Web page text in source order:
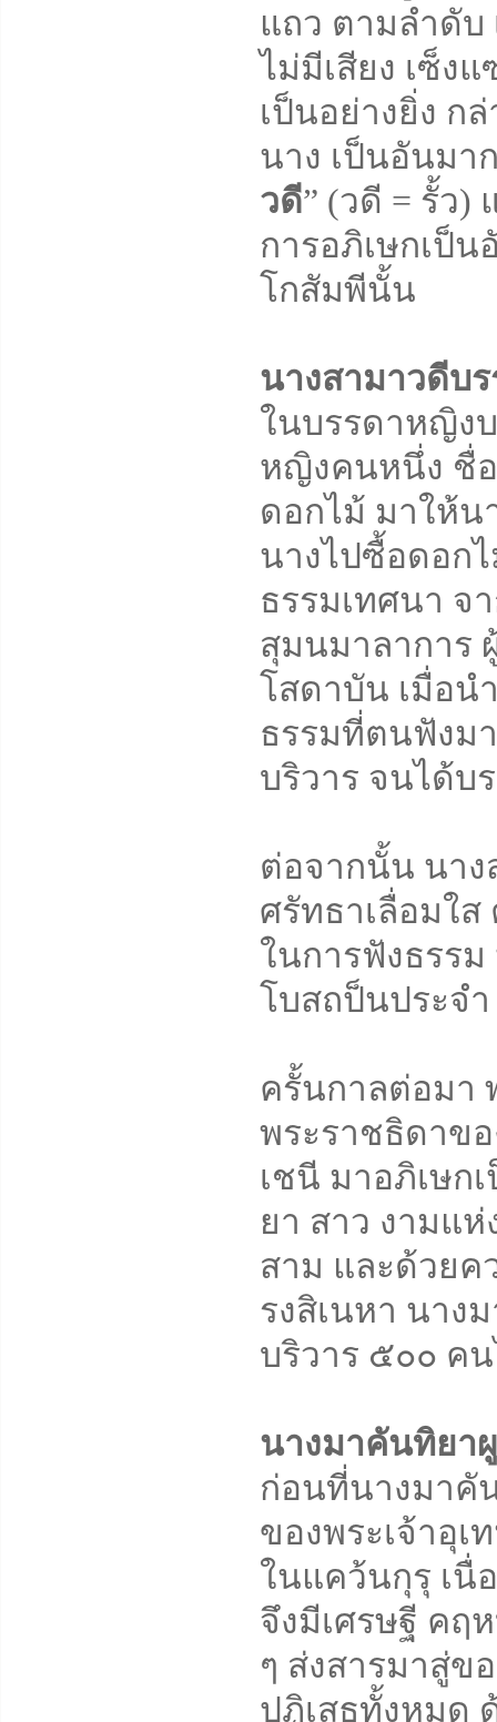
แถว ตามลำดับ
ไม่มีเสียง เซ็ง
เป็นอย่างยิ่ง ก
นาง เป็นอันมา
วดี” (วดี = รั้ว)
การอภิเษกเป็น
โกสัมพีนั้น
นางสามาวดีบ
ในบรรดาหญิง
หญิงคนหนึ่ง ชื่
ดอกไม้ มาให้
นางไปซื้อดอก
ธรรมเทศนา จ
สุมนมาลาการ
โสดาบัน เมื่อน
ธรรมที่ตนฟังม
บริวาร จนได้บ
ต่อจากนั้น นาง
ศรัทธาเลื่อมใ
ในการฟังธรร
โบสถป็นประจำ
ครั้นกาลต่อมา
พระราชธิดาข
เชนี มาอภิเษก
ยา สาว งามแ
สาม และด้วยค
รงสิเนหา นาง
บริวาร ๕๐๐ ค
นางมาคันทิยา
ก่อนที่นางมาคั
ของพระเจ้าอุเ
ในแคว้นกุรุ เนื่
จึงมีเศรษฐี คฤ
ๆ ส่งสารมาสู่ข
ปฏิเสธทั้งหมด